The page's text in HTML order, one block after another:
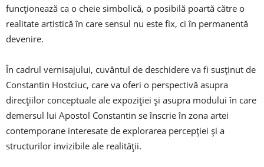
funcționează ca o cheie simbolică, o posibilă poartă către o
realitate artistică în care sensul nu este fix, ci în permanentă
devenire.
În cadrul vernisajului, cuvântul de deschidere va fi susținut de
Constantin Hostciuc, care va oferi o perspectivă asupra
direcțiilor conceptuale ale expoziției și asupra modului în care
demersul lui Apostol Constantin se înscrie în zona artei
contemporane interesate de explorarea percepției și a
structurilor invizibile ale realității.